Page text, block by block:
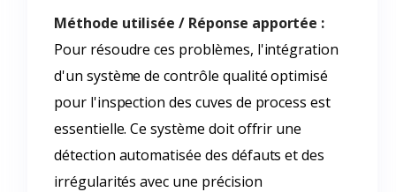
Méthode utilisée / Réponse apportée :
Pour résoudre ces problèmes, l'intégration
d'un système de contrôle qualité optimisé
pour l'inspection des cuves de process est
essentielle. Ce système doit offrir une
détection automatisée des défauts et des
irrégularités avec une précision